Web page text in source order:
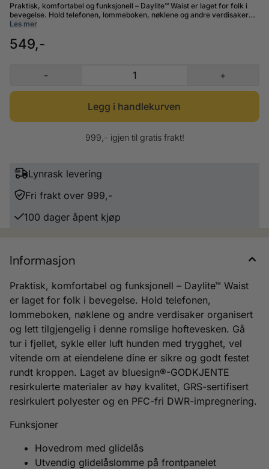
Praktisk, komfortabel og funksjonell – Daylite™ Waist er laget for folk i
bevegelse. Hold telefonen, lommeboken, nøklene og andre verdisaker
organisert og lett tilgjengelig i denne romslige hoftevesken. Gå tur i
dine er sikre og godt festet rundt kroppen. Laget av bluesign®-
GODKJENTE resirkulerte materialer av høy kvalitet, GRS-sertifisert
Innvendig nettingorganisering og nøkkelfeste Vekt 0.2 kg Volum: 2L
Les mer
549,-
- +
999,- igjen til gratis frakt!
Lynrask levering
Fri frakt over 999,-
100 dager åpent kjøp
Informasjon
Praktisk, komfortabel og funksjonell – Daylite™ Waist
er laget for folk i bevegelse. Hold telefonen,
lommeboken, nøklene og andre verdisaker organisert
og lett tilgjengelig i denne romslige hoftevesken. Gå
tur i fjellet, sykle eller luft hunden med trygghet, vel
vitende om at eiendelene dine er sikre og godt festet
rundt kroppen. Laget av bluesign®-GODKJENTE
resirkulerte materialer av høy kvalitet, GRS-sertifisert
resirkulert polyester og en PFC-fri DWR-impregnering.
Funksjoner
Hovedrom med glidelås
Utvendig glidelåslomme på frontpanelet